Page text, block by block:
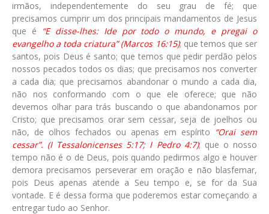
irmãos, independentemente do seu grau de fé; que
precisamos cumprir um dos principais mandamentos de Jesus
que é
“E disse-lhes: Ide por todo o mundo, e pregai o
evangelho a toda criatura” (Marcos 16:15); que temos que ser
santos, pois Deus é santo; que temos que pedir perdão pelos
nossos pecados todos os dias; que precisamos nos converter
a cada dia; que precisamos abandonar o mundo a cada dia,
não nos conformando com o que ele oferece; que não
devemos olhar para trás buscando o que abandonamos por
Cristo; que precisamos orar sem cessar, seja de joelhos ou
não, de olhos fechados ou apenas em espírito “Orai sem
cessar”. (I Tessalonicenses 5:17; I Pedro 4:7); que o nosso
tempo não é o de Deus, pois quando pedirmos algo e houver
demora precisamos perseverar em oração e não blasfemar,
pois Deus apenas atende a Seu tempo e, se for da Sua
vontade. E é dessa forma que poderemos estar começando a
entregar tudo ao Senhor.